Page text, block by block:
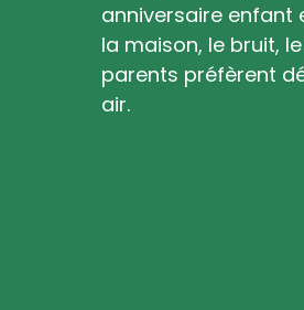
anniversaire enfant
la maison, le bruit,
parents préfèrent
air.